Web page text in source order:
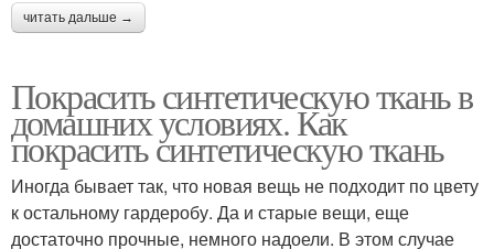
читать дальше →
Покрасить синтетическую ткань в
домашних условиях. Как
покрасить синтетическую ткань
Иногда бывает так, что новая вещь не подходит по цвету
к остальному гардеробу. Да и старые вещи, еще
достаточно прочные, немного надоели. В этом случае